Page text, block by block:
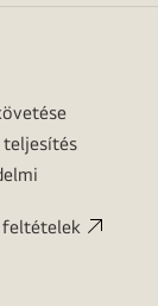
teljesítés